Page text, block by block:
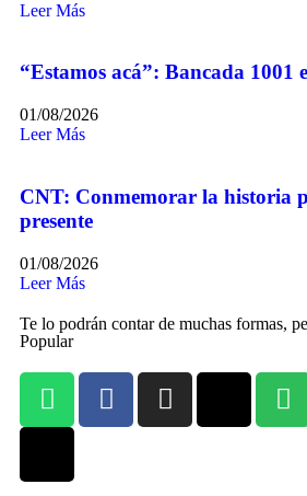
Leer Más
“Estamos acá”: Bancada 1001
01/08/2026
Leer Más
CNT: Conmemorar la historia
presente
01/08/2026
Leer Más
Te lo podrán contar de muchas formas,
Popular